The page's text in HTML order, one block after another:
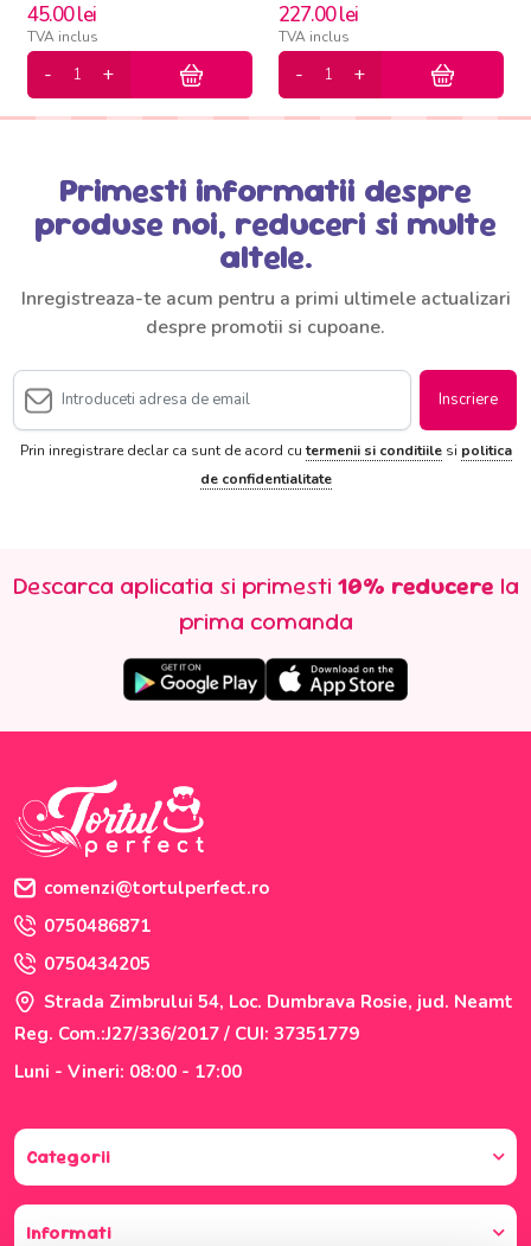
45.00lei
TVA inclus
227.00lei
TVA inclus
Primesti informatii despre
produse noi, reduceri si multe
altele.
Inregistreaza-te acum pentru a primi ultimele actualizari
despre promotii si cupoane.
Inscriere
Prin inregistrare declar ca sunt de acord cutermenii si conditiilesi politica
de confidentialitate
Descarca aplicatia si primesti 10% reducere la
prima comanda
comenzi@tortulperfect.ro
0750486871
0750434205
Strada Zimbrului 54, Loc. Dumbrava Rosie, jud. Neamt
Reg. Com.:J27/336/2017 / CUI: 37351779
Luni - Vineri: 08:00 - 17:00
Categorii
Informati